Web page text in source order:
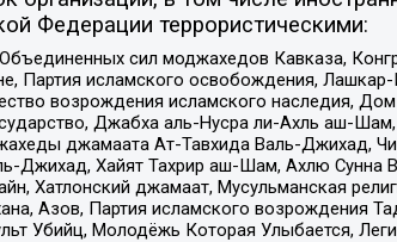
Федерации террористическими:
сил моджахедов Кавказа,
Партия исламского освобождения,
возрождения исламского наследия,
Джабха аль-Нусра ли-Ахль аш-
джамаата Ат-Тавхида Валь-Джихад,
Джихад, Хайят Тахрир аш-Шам, Ахлю Сунна
Хатлонский джамаат, Мусульманская
Азов, Партия исламского возрождения
Убийц, Молодёжь Которая Улыбается,